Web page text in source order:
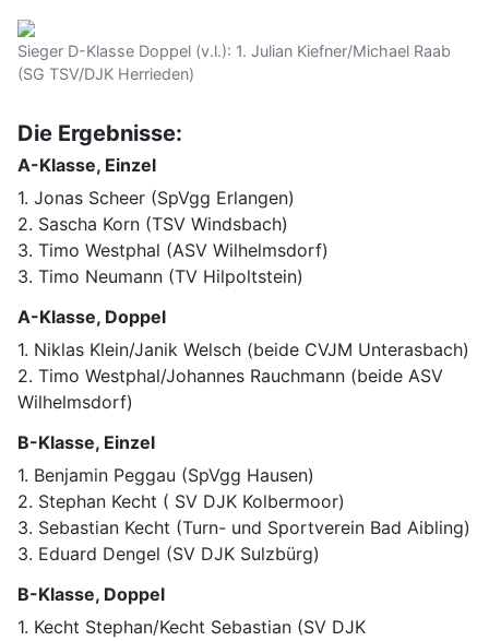
Sieger D-Klasse Doppel (v.l.): 1. Julian Kiefner/Michael Raab
(SG TSV/DJK Herrieden)
Die Ergebnisse:
A-Klasse, Einzel
1. Jonas Scheer (SpVgg Erlangen)
2. Sascha Korn (TSV Windsbach)
3. Timo Westphal (ASV Wilhelmsdorf)
3. Timo Neumann (TV Hilpoltstein)
A-Klasse, Doppel
1. Niklas Klein/Janik Welsch (beide CVJM Unterasbach)
2. Timo Westphal/Johannes Rauchmann (beide ASV
Wilhelmsdorf)
B-Klasse, Einzel
1. Benjamin Peggau (SpVgg Hausen)
2. Stephan Kecht ( SV DJK Kolbermoor)
3. Sebastian Kecht (Turn- und Sportverein Bad Aibling)
3. Eduard Dengel (SV DJK Sulzbürg)
B-Klasse, Doppel
1. Kecht Stephan/Kecht Sebastian (SV DJK